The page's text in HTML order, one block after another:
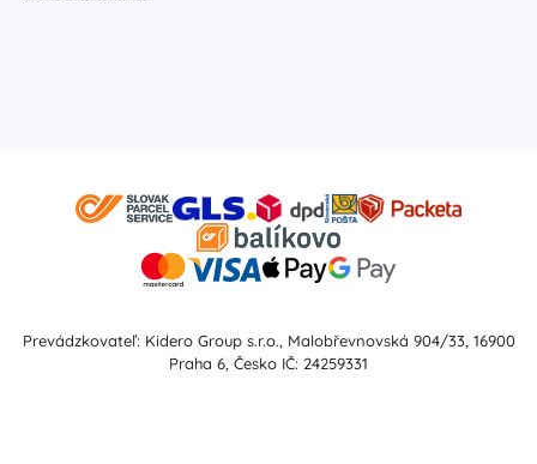
Prevádzkovateľ: Kidero Group s.r.o., Malobřevnovská 904/33, 16900
Praha 6, Česko IČ: 24259331